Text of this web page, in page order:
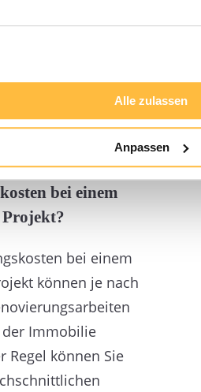
Alle zulassen
Anpassen
Online-Plattformen
Ansprache von
ihre Immobilie
bei einem
bei einem
können je nach
Immobilie
Regel können Sie